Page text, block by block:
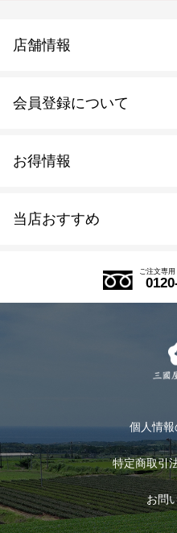
当店おすすめ
式部の香りシリーズ
お茶のギフト
おすすめのお茶
お茶に合うスイーツ
お得情報
会員登録について
会員規約について
ログイン
ログアウト
店舗情報
ご注文専
個人情
特定商取引
お問